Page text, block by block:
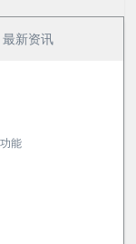
最新资讯
能